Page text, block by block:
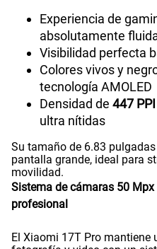
Experiencia de
absolutamente
Visibilidad perfecta
Colores vivos y
tecnología AMOLED
Densidad de 447 PPI
ultra nítidas
Su tamaño de 6.83
pantalla grande, ideal para
movilidad.
Sistema de cámaras 50
profesional
El Xiaomi 17T Pro mantiene